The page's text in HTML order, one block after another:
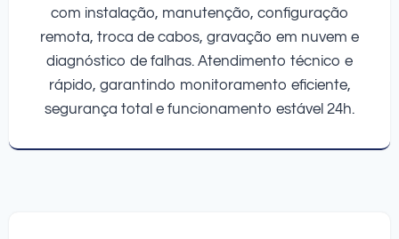
com instalação, manutenção, configuração
remota, troca de cabos, gravação em nuvem e
diagnóstico de falhas. Atendimento técnico e
rápido, garantindo monitoramento eficiente,
segurança total e funcionamento estável 24h.